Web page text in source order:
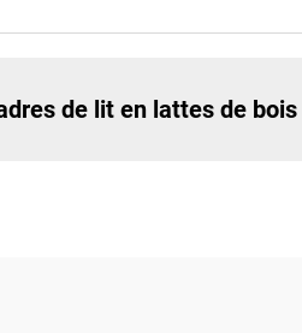
de lit en lattes de